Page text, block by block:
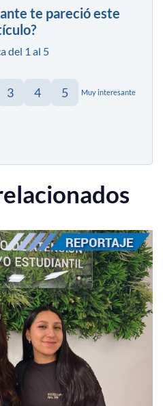
te pareció este
del 1 al 5
3 4 5 Muy interesante